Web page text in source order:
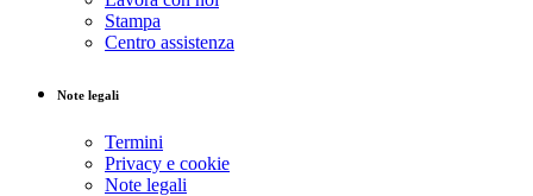
Stampa
Centro assistenza
Note legali
Termini
Privacy e cookie
Note legali